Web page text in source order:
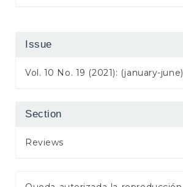
Issue
Vol. 10 No. 19 (2021): (january-june)
Section
Reviews